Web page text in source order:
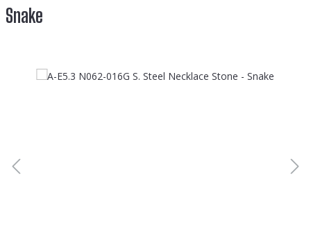
Snake
Afbeeldingengalerij overslaan